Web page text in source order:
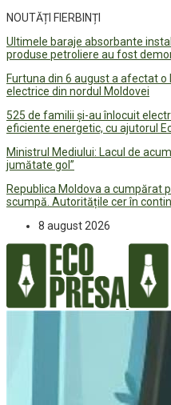
NOUTĂȚI FIERBINȚI
Ultimele baraje absorbante
produse petroliere au fost
Furtuna din 6 august a afectat
electrice din nordul Moldovei
525 de familii și-au înlocuit
eficiente energetic, cu ajutorul
Ministrul Mediului: Lacul de
jumătate gol”
Republica Moldova a cumpărat
scumpă. Autoritățile cer în
8 august 2026